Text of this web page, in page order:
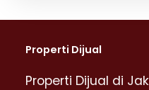
Properti Dijual
Properti Dijual di